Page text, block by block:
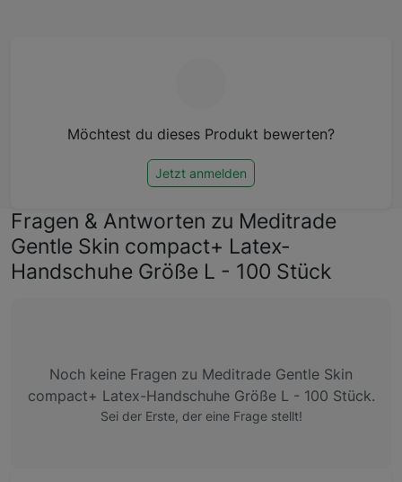
Möchtest du dieses Produkt bewerten?
Jetzt anmelden
Fragen & Antworten zu Meditrade
Gentle Skin compact+ Latex-
Handschuhe Größe L - 100 Stück
Noch keine Fragen zu Meditrade Gentle Skin
compact+ Latex-Handschuhe Größe L - 100 Stück.
Sei der Erste, der eine Frage stellt!